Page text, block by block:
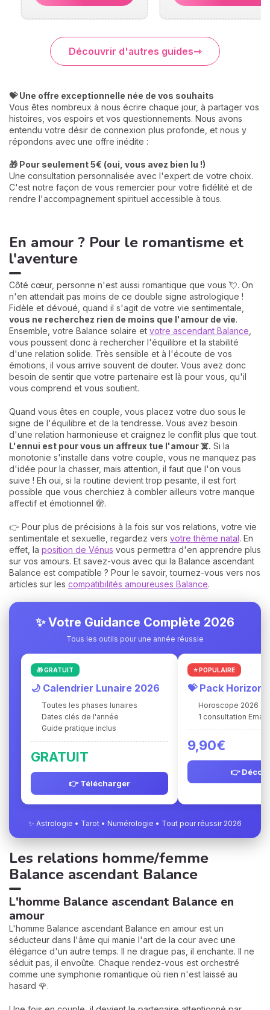
Découvrir d'autres guides
💝 Une offre exceptionnelle née de vos souhaits
Vous êtes nombreux à nous écrire chaque jour, à partager vos
histoires, vos espoirs et vos questionnements. Nous avons
entendu votre désir de connexion plus profonde, et nous y
répondons avec une offre inédite :
🎁 Pour seulement 5€ (oui, vous avez bien lu !)
Une consultation personnalisée avec l'expert de votre choix.
C'est notre façon de vous remercier pour votre fidélité et de
rendre l'accompagnement spirituel accessible à tous.
En amour ? Pour le romantisme et
l'aventure
Côté cœur, personne n'est aussi romantique que vous 💘. On
n'en attendait pas moins de ce double signe astrologique !
Fidèle et dévoué, quand il s'agit de votre vie sentimentale,
vous ne recherchez rien de moins que l'amour de vie.
Ensemble, votre Balance solaire et votre ascendant Balance
vous poussent donc à rechercher l'équilibre et la stabilité
d'une relation solide. Très sensible et à l'écoute de vos
émotions, il vous arrive souvent de douter. Vous avez donc
besoin de sentir que votre partenaire est là pour vous, qu'il
vous comprend et vous soutient.
Quand vous êtes en couple, vous placez votre duo sous le
signe de l'équilibre et de la tendresse. Vous avez besoin
d'une relation harmonieuse et craignez le conflit plus que tout.
L'ennui est pour vous un affreux tue l'amour ☠️. Si la
monotonie s'installe dans votre couple, vous ne manquez pas
d'idée pour la chasser, mais attention, il faut que l'on vous
suive ! Eh oui, si la routine devient trop pesante, il est fort
possible que vous cherchiez à combler ailleurs votre manque
affectif et émotionnel 🫣.
👉 Pour plus de précisions à la fois sur vos relations, votre vie
sentimentale et sexuelle, regardez vers votre thème natal. En
effet, la position de Vénus vous permettra d'en apprendre plus
sur vos amours. Et savez-vous avec qui la Balance ascendant
Balance est compatible ? Pour le savoir, tournez-vous vers nos
articles sur les compatibilités amoureuses Balance.
✨ Votre Guidance Complète 2026
Tous les outils pour une année réussie
🎁 GRATUIT
🌙 Calendrier Lunaire 2026
Toutes les phases lunaires
Dates clés de l'année
Guide pratique inclus
GRATUIT
👉 Télécharger
⭐ POPULAIRE
💝 Pack Horizon
Horoscope 2026
1 consultation Ema
9,90€
👉
✨ Astrologie • Tarot • Numérologie • Tout pour réussir 2026
Les relations homme/femme
Balance ascendant Balance
L'homme Balance ascendant Balance en
amour
L'homme Balance ascendant Balance en amour est un
séducteur dans l'âme qui manie l'art de la cour avec une
élégance d'un autre temps. Il ne drague pas, il enchante. Il ne
séduit pas, il envoûte. Chaque rendez-vous est orchestré
comme une symphonie romantique où rien n'est laissé au
hasard 🌹.